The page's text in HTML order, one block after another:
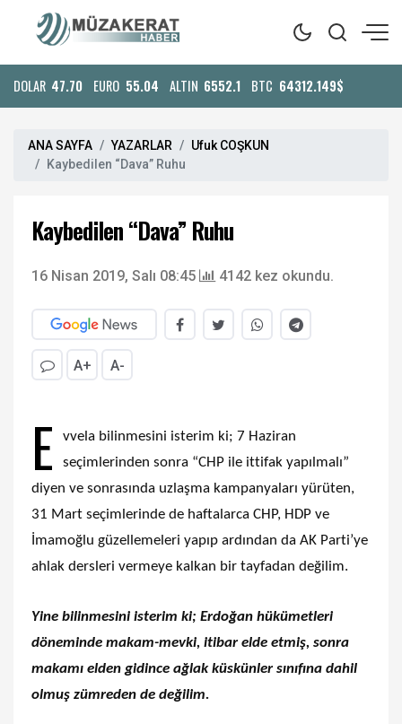
DOLAR 47.70 EURO 55.04 ALTIN 6552.1 BTC 64312.149$
ANA SAYFA YAZARLAR
Ufuk COŞKUN
Kaybedilen “Dava” Ruhu
Kaybedilen “Dava” Ruhu
16 Nisan 2019, Salı 08:45 4142 kez okundu.
A+ A-
E
vvela bilinmesini isterim ki; 7 Haziran
seçimlerinden sonra “CHP ile ittifak yapılmalı”
diyen ve sonrasında uzlaşma kampanyaları yürüten,
31 Mart seçimlerinde de haftalarca CHP, HDP ve
İmamoğlu güzellemeleri yapıp ardından da AK Parti’ye
ahlak dersleri vermeye kalkan bir tayfadan değilim.
Yine bilinmesini isterim ki; Erdoğan hükümetleri
döneminde makam-mevki, itibar elde etmiş, sonra
makamı elden gidince ağlak küskünler sınıfına dahil
olmuş zümreden de değilim.